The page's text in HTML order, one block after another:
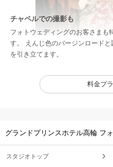
チャペルでの撮影も
フォトウェディングのお客さまも
す。 えんじ色のバージンロード
を引き立てます。
料金プ
グランドプリンスホテル高輪 フ
スタジオトップ